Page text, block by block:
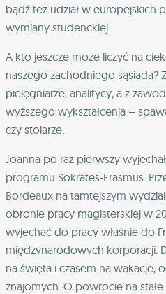
bądź też udział w europejskich
wymiany studenckiej.
A kto jeszcze może liczyć na
naszego zachodniego sąsiada?
pielęgniarze, analitycy, a z
wyższego wykształcenia –
czy stolarze.
Joanna po raz pierwszy
programu Sokrates-Erasmus.
Bordeaux na tamtejszym
obronie pracy magisterskiej w
wyjechać do pracy właśnie do
międzynarodowych korporacji.
na święta i czasem na wakacje,
znajomych. O powrocie na